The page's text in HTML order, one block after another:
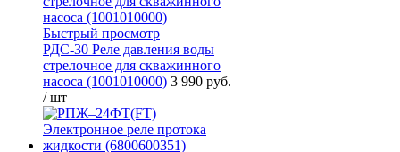
Быстрый просмотр
РДС-30 Реле давления воды
стрелочное для скважинного
насоса (1001010000) 3 990 руб.
/ шт